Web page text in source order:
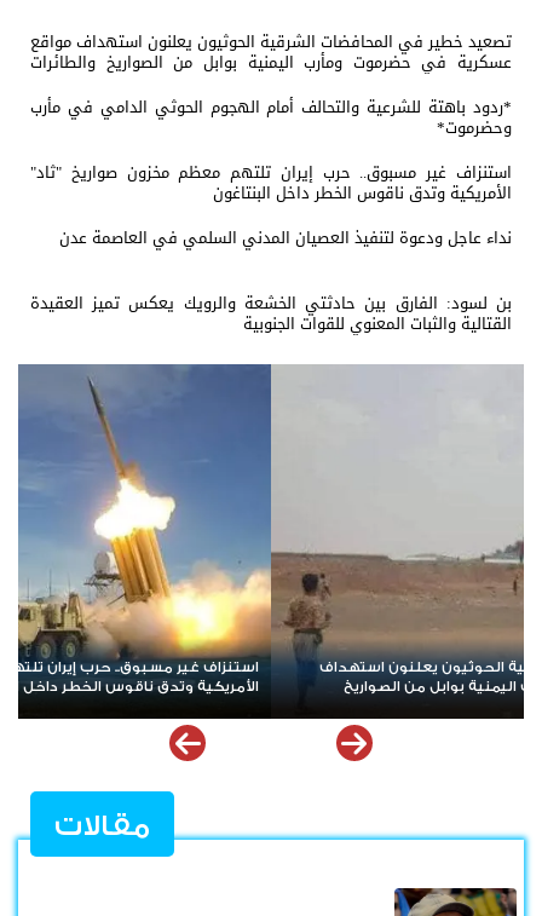
تصعيد خطير في المحافضات الشرقية الحوثيون يعلنون استهداف مواقع
عسكرية في حضرموت ومأرب اليمنية بوابل من الصواريخ والطائرات
*ردود باهتة للشرعية والتحالف أمام الهجوم الحوثي الدامي في مأرب
وحضرموت*
استنزاف غير مسبوق.. حرب إيران تلتهم معظم مخزون صواريخ "ثاد"
الأمريكية وتدق ناقوس الخطر داخل البنتاغون
نداء عاجل ودعوة لتنفيذ العصيان المدني السلمي في العاصمة عدن
بن لسود: الفارق بين حادثتي الخشعة والرويك يعكس تميز العقيدة
القتالية والثبات المعنوي للقوات الجنوبية
صواريخ "ثاد"
هرمز على أعتاب مرحلة جديدة.. تفاهمات
خريطة الملاحة في المضيق
مقالات